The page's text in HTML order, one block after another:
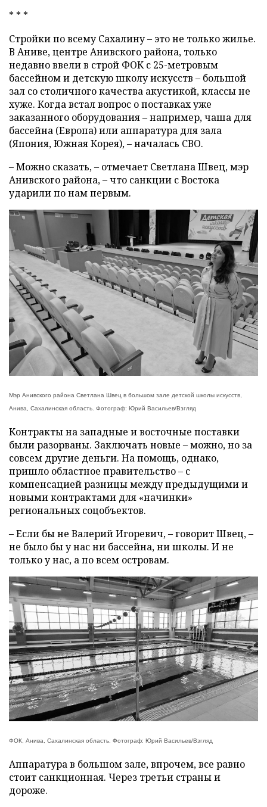
* * *
Стройки по всему Сахалину – это не только жилье.
В Аниве, центре Анивского района, только
недавно ввели в строй ФОК с 25-метровым
бассейном и детскую школу искусств – большой
зал со столичного качества акустикой, классы не
хуже. Когда встал вопрос о поставках уже
заказанного оборудования – например, чаша для
бассейна (Европа) или аппаратура для зала
(Япония, Южная Корея), – началась СВО.
– Можно сказать, – отмечает Светлана Швец, мэр
Анивского района, – что санкции с Востока
ударили по нам первым.
Мэр Анивского района Светлана Швец в большом зале детской школы искусств,
Анива, Сахалинская область. Фотограф: Юрий Васильев/Взгляд
Контракты на западные и восточные поставки
были разорваны. Заключать новые – можно, но за
совсем другие деньги. На помощь, однако,
пришло областное правительство – с
компенсацией разницы между предыдущими и
новыми контрактами для «начинки»
региональных соцобъектов.
– Если бы не Валерий Игоревич, – говорит Швец, –
не было бы у нас ни бассейна, ни школы. И не
только у нас, а по всем островам.
ФОК, Анива, Сахалинская область. Фотограф: Юрий Васильев/Взгляд
Аппаратура в большом зале, впрочем, все равно
стоит санкционная. Через третьи страны и
дороже.